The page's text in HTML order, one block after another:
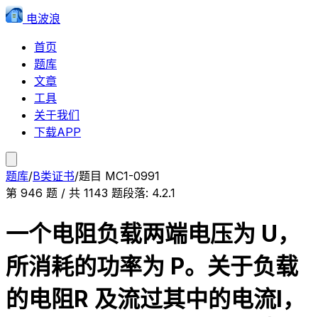
电波浪
首页
题库
文章
工具
关于我们
下载APP
题库/B类证书/题目 MC1-0991
第 946 题 / 共 1143 题段落: 4.2.1
一个电阻负载两端电压为 U，
所消耗的功率为 P。关于负载
的电阻R 及流过其中的电流I，